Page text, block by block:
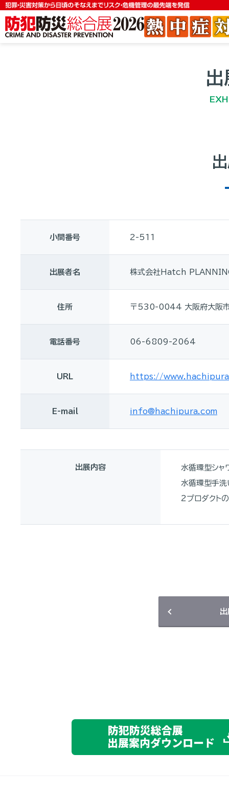
出
小間番号 2-511
出展者名 株式会社Hatch
住所 〒530-0044 大阪府大阪
電話番号 06-6809-2064
URL https://
E-mail info@hachipura.com
出展内容
水循環型シャ
水循環型手洗
2プロダクト